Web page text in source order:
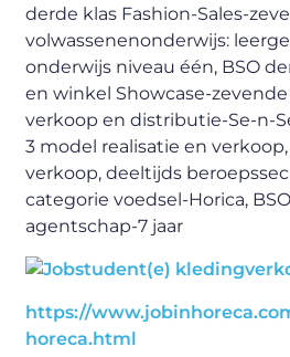
derde klas Fashion-Sales-
volwassenenonderwijs:
onderwijs niveau één, BSO
en winkel Showcase-zevende
verkoop en distributie-Se-n-
3 model realisatie en
verkoop, deeltijds
categorie voedsel-Horica,
agentschap-7 jaar
https://
horeca.html